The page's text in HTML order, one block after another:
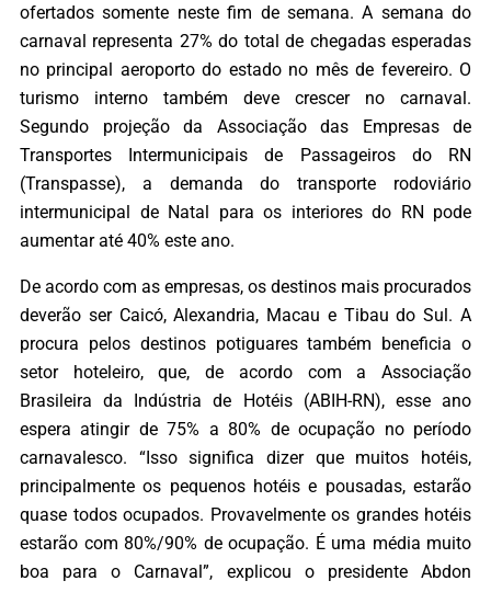
ofertados somente neste fim de semana. A semana do
carnaval representa 27% do total de chegadas esperadas
no principal aeroporto do estado no mês de fevereiro. O
turismo interno também deve crescer no carnaval.
Segundo projeção da Associação das Empresas de
Transportes Intermunicipais de Passageiros do RN
(Transpasse), a demanda do transporte rodoviário
intermunicipal de Natal para os interiores do RN pode
aumentar até 40% este ano.
De acordo com as empresas, os destinos mais procurados
deverão ser Caicó, Alexandria, Macau e Tibau do Sul. A
procura pelos destinos potiguares também beneficia o
setor hoteleiro, que, de acordo com a Associação
Brasileira da Indústria de Hotéis (ABIH-RN), esse ano
espera atingir de 75% a 80% de ocupação no período
carnavalesco. “Isso significa dizer que muitos hotéis,
principalmente os pequenos hotéis e pousadas, estarão
quase todos ocupados. Provavelmente os grandes hotéis
estarão com 80%/90% de ocupação. É uma média muito
boa para o Carnaval”, explicou o presidente Abdon